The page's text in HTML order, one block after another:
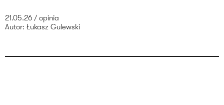
21.05.26 / opinia
Autor: Łukasz Gulewski